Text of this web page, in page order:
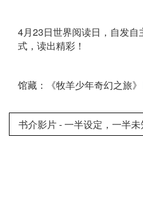
4月23日世界阅读日，自发
式，读出精彩！
馆藏：《牧羊少年奇幻之旅》
书介影片 - 一半设定，一半未